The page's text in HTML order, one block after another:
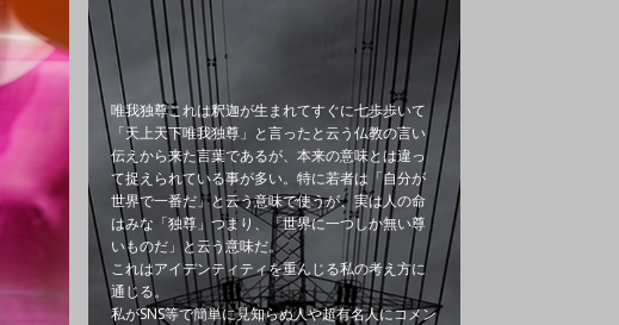
唯我独尊これは釈迦が生まれてすぐに七歩歩いて
「天上天下唯我独尊」と言ったと云う仏教の言い
伝えから来た言葉であるが、本来の意味とは違っ
て捉えられている事が多い。特に若者は「自分が
世界で一番だ」と云う意味で使うが、実は人の命
はみな「独尊」つまり、「世界に一つしか無い尊
いものだ」と云う意味だ。
これはアイデンティティを重んじる私の考え方に
通じる。
私がSNS等で簡単に見知らぬ人や超有名人にコメン